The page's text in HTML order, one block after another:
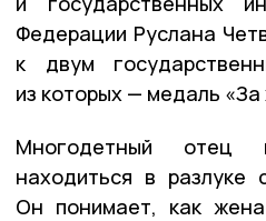
Федерации Руслана
к двум
из которых — медаль «За
Многодетный отец
находиться в разлуке
Он понимает, как